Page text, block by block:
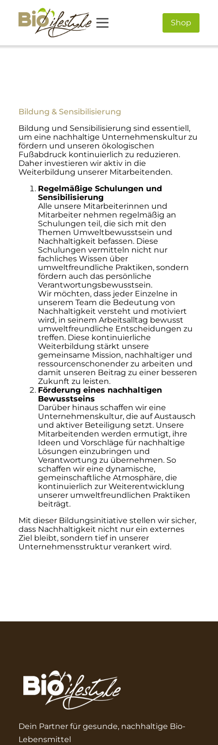
Shop
Bildung & Sensibilisierung
Bildung und Sensibilisierung sind essentiell,
um eine nachhaltige Unternehmenskultur zu
fördern und unseren ökologischen
Fußabdruck kontinuierlich zu reduzieren.
Daher investieren wir aktiv in die
Weiterbildung unserer Mitarbeitenden.
Regelmäßige Schulungen und
Sensibilisierung
Alle unsere Mitarbeiterinnen und
Mitarbeiter nehmen regelmäßig an
Schulungen teil, die sich mit den
Themen Umweltbewusstsein und
Nachhaltigkeit befassen. Diese
Schulungen vermitteln nicht nur
fachliches Wissen über
umweltfreundliche Praktiken, sondern
fördern auch das persönliche
Verantwortungsbewusstsein.
Wir möchten, dass jeder Einzelne in
unserem Team die Bedeutung von
Nachhaltigkeit versteht und motiviert
wird, in seinem Arbeitsalltag bewusst
umweltfreundliche Entscheidungen zu
treffen. Diese kontinuierliche
Weiterbildung stärkt unsere
gemeinsame Mission, nachhaltiger und
ressourcenschonender zu arbeiten und
damit unseren Beitrag zu einer besseren
Zukunft zu leisten.
Förderung eines nachhaltigen
Bewusstseins
Darüber hinaus schaffen wir eine
Unternehmenskultur, die auf Austausch
und aktiver Beteiligung setzt. Unsere
Mitarbeitenden werden ermutigt, ihre
Ideen und Vorschläge für nachhaltige
Lösungen einzubringen und
Verantwortung zu übernehmen. So
schaffen wir eine dynamische,
gemeinschaftliche Atmosphäre, die
kontinuierlich zur Weiterentwicklung
unserer umweltfreundlichen Praktiken
beiträgt.
Mit dieser Bildungsinitiative stellen wir sicher,
dass Nachhaltigkeit nicht nur ein externes
Ziel bleibt, sondern tief in unserer
Unternehmensstruktur verankert wird.
Dein Partner für gesunde, nachhaltige Bio-
Lebensmittel